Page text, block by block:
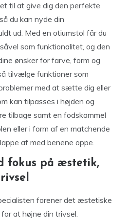
til at give dig den perfekte
du kan nyde din
ud. Med en otiumstol får du
som funktionalitet, og den
ønsker for farve, form og
tilvælge funktioner som
med at sætte dig eller
kan tilpasses i højden og
tilbage samt en fodskammel
eller i form af en matchende
af med benene oppe.
fokus på æstetik,
forener det æstetiske
at højne din trivsel.